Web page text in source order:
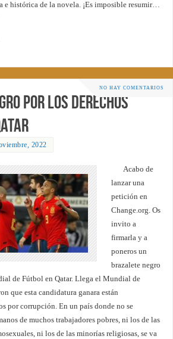
e histórica de la novela. ¡Es imposible resumir…
NO HAY COMENTARIOS
por los Derechos
2022
Acabo de
lanzar una
petición en
Change.org. Os
invito a
firmarla y a
poneros un
brazalete negro
de Fútbol en Qatar. Llega el Mundial de
que esta candidatura ganara están
por corrupción. En un país donde no se
de muchos trabajadores pobres, ni los de las
ni los de las minorías religiosas, se va